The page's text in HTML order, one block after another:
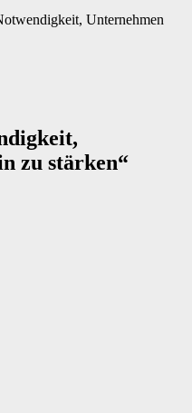
Unternehmen
zu stärken“